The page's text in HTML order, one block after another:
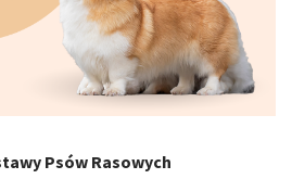
Psów Rasowych